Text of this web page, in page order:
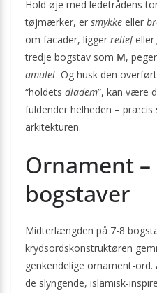
Hold øje med ledetrådens
tøjmærker, er smykke eller
om facader, ligger reliefeller
tredje bogstav som M,
amulet. Og husk den
“holdets diadem”, kan være
fuldender helheden –
arkitekturen.
Ornament –
bogstaver
Midterlængden på 7-8
krydsordskonstruktøren
genkendelige ornament-ord.
de slyngende, islamisk-